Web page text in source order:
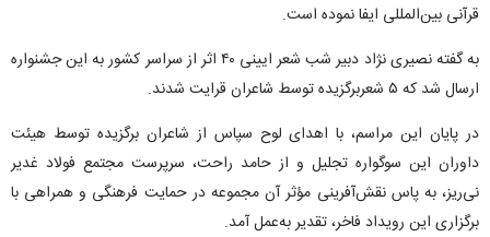
قرآنی بین‌المللی ایفا نموده است.
به گفته نصیری نژاد دبیر شب شعر ایینی ۴۰ اثر از سراسر کشور به این جشنواره
ارسال شد که ۵ شعربرگزیده توسط شاعران قرایت شدند.
در پایان این مراسم، با اهدای لوح سپاس از شاعران برگزیده توسط هیئت
داوران این سوگواره تجلیل و از حامد راحت، سرپرست مجتمع فولاد غدیر
نی‌ریز، به پاس نقش‌آفرینی مؤثر آن مجموعه در حمایت فرهنگی و همراهی با
برگزاری این رویداد فاخر، تقدیر به‌عمل آمد.